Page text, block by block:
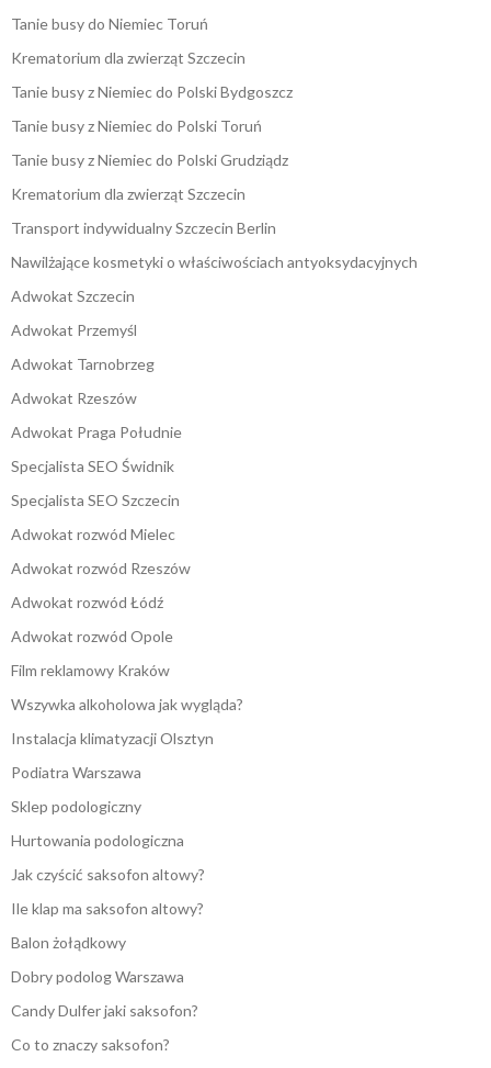
Tanie busy do Niemiec Toruń
Krematorium dla zwierząt Szczecin
Tanie busy z Niemiec do Polski Bydgoszcz
Tanie busy z Niemiec do Polski Toruń
Tanie busy z Niemiec do Polski Grudziądz
Krematorium dla zwierząt Szczecin
Transport indywidualny Szczecin Berlin
Nawilżające kosmetyki o właściwościach antyoksydacyjnych
Adwokat Szczecin
Adwokat Przemyśl
Adwokat Tarnobrzeg
Adwokat Rzeszów
Adwokat Praga Południe
Specjalista SEO Świdnik
Specjalista SEO Szczecin
Adwokat rozwód Mielec
Adwokat rozwód Rzeszów
Adwokat rozwód Łódź
Adwokat rozwód Opole
Film reklamowy Kraków
Wszywka alkoholowa jak wygląda?
Instalacja klimatyzacji Olsztyn
Podiatra Warszawa
Sklep podologiczny
Hurtowania podologiczna
Jak czyścić saksofon altowy?
Ile klap ma saksofon altowy?
Balon żołądkowy
Dobry podolog Warszawa
Candy Dulfer jaki saksofon?
Co to znaczy saksofon?